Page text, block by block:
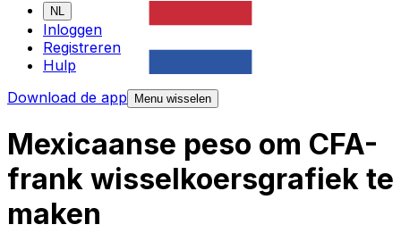
NL
Inloggen
Registreren
Hulp
Download de app
Menu wisselen
Mexicaanse peso om CFA-
frank wisselkoersgrafiek te
maken